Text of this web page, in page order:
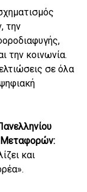
την
την κοινωνία.
σε όλα
Μεταφορών:
και